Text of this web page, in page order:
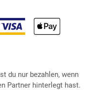
du nur bezahlen, wenn
Partner hinterlegt hast.